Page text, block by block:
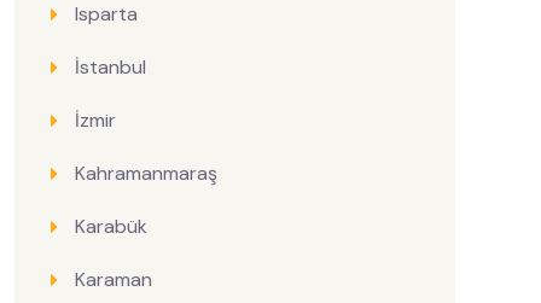
Isparta
İstanbul
İzmir
Kahramanmaraş
Karabük
Karaman